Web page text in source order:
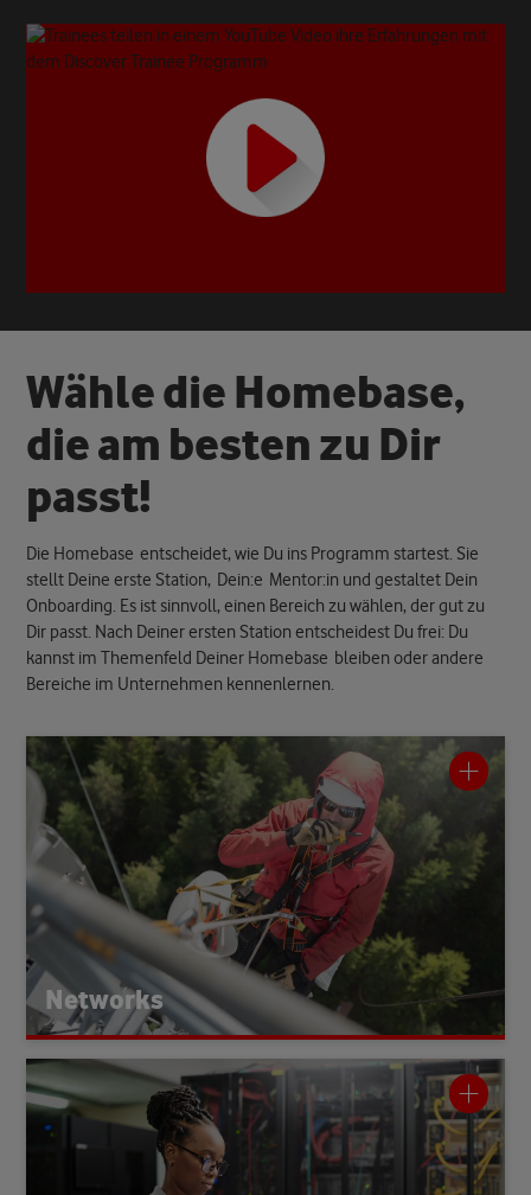
Wähle die Homebase,
die am besten zu Dir
passt!
Die Homebase entscheidet, wie Du ins Programm startest. Sie
stellt Deine erste Station, Dein:e Mentor:in und gestaltet Dein
Onboarding. Es ist sinnvoll, einen Bereich zu wählen, der gut zu
Dir passt. Nach Deiner ersten Station entscheidest Du frei: Du
kannst im Themenfeld Deiner Homebase bleiben oder andere
Bereiche im Unternehmen kennenlernen.
Networks
Networks
Der Bereich Networks kümmert sich um
das Mobilfunk
und
Festnetz von Vodafone. Dazu gehören die Netzwerk
-
Architektur, der Ausbau des 5G Netzes, die Funksysteme
technische Infrastruktur hinter Internet, Telefonie
und Datenverkehr. Networks sorgt dafür, dass das Netz
leistungsstark, sicher und zukunftsfähig bleibt.
IT
Der IT-Bereich ist das Herzstück unserer digitalen Systeme.
Er entwickelt und betreibt Anwendungen, Plattformen und
Prozesse – für unsere Kund:innen und die gesamte